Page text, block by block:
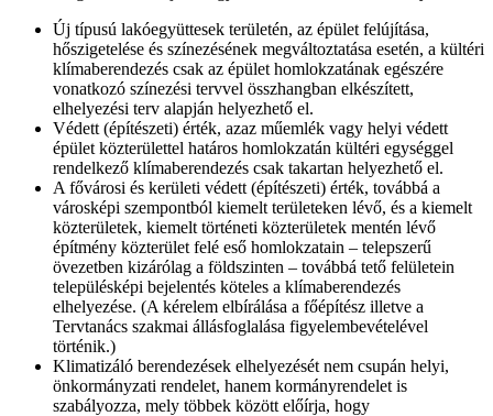
Új típusú lakóegyüttesek területén, az épület felújítása,
hőszigetelése és színezésének megváltoztatása esetén, a kültéri
klímaberendezés csak az épület homlokzatának egészére
vonatkozó színezési tervvel összhangban elkészített,
elhelyezési terv alapján helyezhető el.
Védett (építészeti) érték, azaz műemlék vagy helyi védett
épület közterülettel határos homlokzatán kültéri egységgel
rendelkező klímaberendezés csak takartan helyezhető el.
A fővárosi és kerületi védett (építészeti) érték, továbbá a
városképi szempontból kiemelt területeken lévő, és a kiemelt
közterületek, kiemelt történeti közterületek mentén lévő
építmény közterület felé eső homlokzatain – telepszerű
övezetben kizárólag a földszinten – továbbá tető felületein
településképi bejelentés köteles a klímaberendezés
elhelyezése. (A kérelem elbírálása a főépítész illetve a
Tervtanács szakmai állásfoglalása figyelembevételével
történik.)
Klimatizáló berendezések elhelyezését nem csupán helyi,
önkormányzati rendelet, hanem kormányrendelet is
szabályozza, mely többek között előírja, hogy